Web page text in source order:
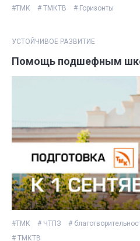
#ТМК # ТМКТВ # Горизонты
УСТОЙЧИВОЕ РАЗВИТИЕ
Помощь подшефным
#ТМК # ЧТПЗ #
# ТМКТВ